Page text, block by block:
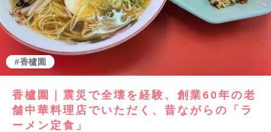
グルメ
香櫨園
香櫨園｜震災で全壊を経験、創業60年の老
舗中華料理店でいただく、昔ながらの「ラ
ーメン定食」